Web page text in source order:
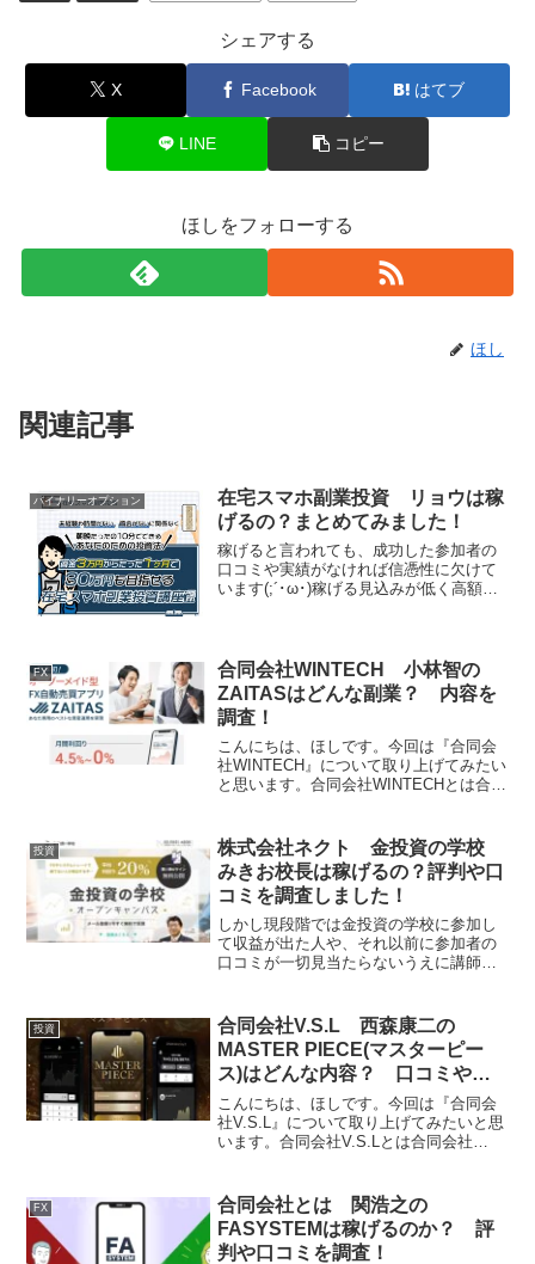
シェアする
X Facebook はてブ
LINE コピー
ほしをフォローする
ほし
関連記事
バイナリーオプション
在宅スマホ副業投資 リョウは稼
げるの？まとめてみました！
稼げると言われても、成功した参加者の
口コミや実績がなければ信憑性に欠けて
います(;´･ω･)稼げる見込みが低く高額バ
すすめしません。
FX
合同会社WINTECH 小林智の
ZAITASはどんな副業？ 内容を
調査！
こんにちは、ほしです。今回は『合同会
社WINTECH』について取り上げてみたい
と思います。合同会社WINTECHとは合同
たいと思います！特定商取引法に基づく
表記販...
投資
株式会社ネクト 金投資の学校
みきお校長は稼げるの？評判や口
コミを調査しました！
しかし現段階では金投資の学校に参加し
て収益が出た人や、それ以前に参加者の
口コミが一切見当たらないうえに講師の
果、私個人の意見としては『金投資の学
校』はおすすめしません！
投資
合同会社V.S.L 西森康二の
MASTER PIECE(マスターピー
ス)はどんな内容？ 口コミや評
判を調査！
こんにちは、ほしです。今回は『合同会
社V.S.L』について取り上げてみたいと思
います。合同会社V.S.Lとは合同会社
います！特定商取引法に基づく表記販売
社名合同会...
FX
合同会社とは 関浩之の
FASYSTEMは稼げるのか？ 評
判や口コミを調査！